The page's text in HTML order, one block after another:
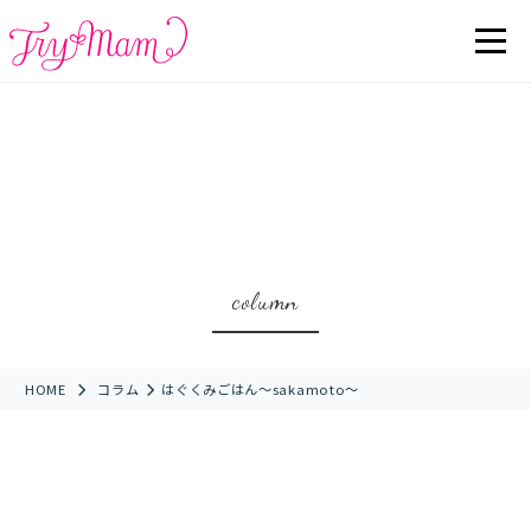
column
HOME コラム はぐくみごはん〜sakamoto〜